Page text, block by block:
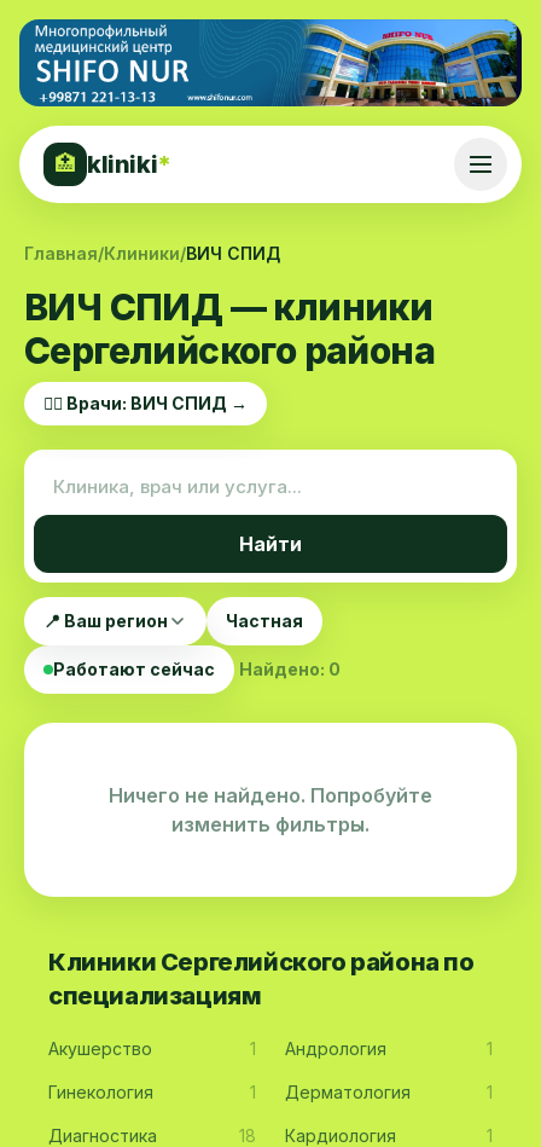
🏥 kliniki*
Главная/Клиники/ВИЧ СПИД
ВИЧ СПИД — клиники
Сергелийского района
👨‍⚕️ Врачи: ВИЧ СПИД →
Найти
📍 Ваш регион Частная
Работают сейчас Найдено: 0
Ничего не найдено. Попробуйте
изменить фильтры.
Клиники Сергелийского района по
специализациям
Акушерство 1 Андрология 1
Гинекология 1 Дерматология 1
Диагностика 18 Кардиология 1